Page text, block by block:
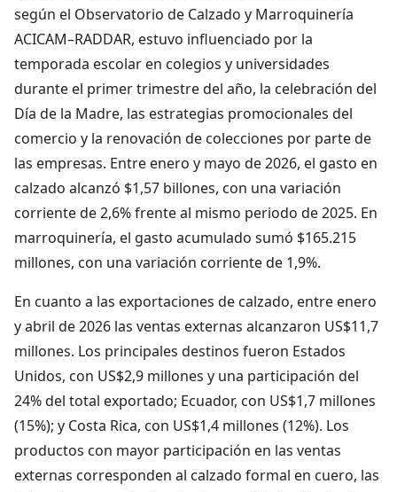
según el Observatorio de Calzado y Marroquinería
ACICAM–RADDAR, estuvo influenciado por la
temporada escolar en colegios y universidades
durante el primer trimestre del año, la celebración del
Día de la Madre, las estrategias promocionales del
comercio y la renovación de colecciones por parte de
las empresas. Entre enero y mayo de 2026, el gasto en
calzado alcanzó $1,57 billones, con una variación
corriente de 2,6% frente al mismo periodo de 2025. En
marroquinería, el gasto acumulado sumó $165.215
millones, con una variación corriente de 1,9%.
En cuanto a las exportaciones de calzado, entre enero
y abril de 2026 las ventas externas alcanzaron US$11,7
millones. Los principales destinos fueron Estados
Unidos, con US$2,9 millones y una participación del
24% del total exportado; Ecuador, con US$1,7 millones
(15%); y Costa Rica, con US$1,4 millones (12%). Los
productos con mayor participación en las ventas
externas corresponden al calzado formal en cuero, las